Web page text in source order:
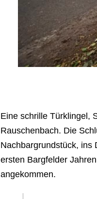
Eine schrille Türklingel,
Rauschenbach. Die
Nachbargrundstück, ins
ersten Bargfelder
angekommen.